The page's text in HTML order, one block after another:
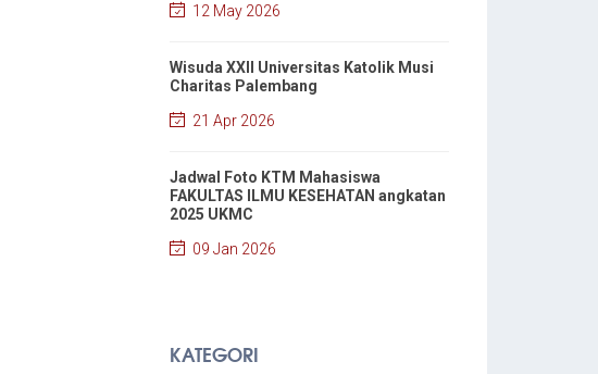
12 May 2026
Wisuda XXII Universitas Katolik Musi
Charitas Palembang
21 Apr 2026
Jadwal Foto KTM Mahasiswa
FAKULTAS ILMU KESEHATAN angkatan
2025 UKMC
09 Jan 2026
KATEGORI